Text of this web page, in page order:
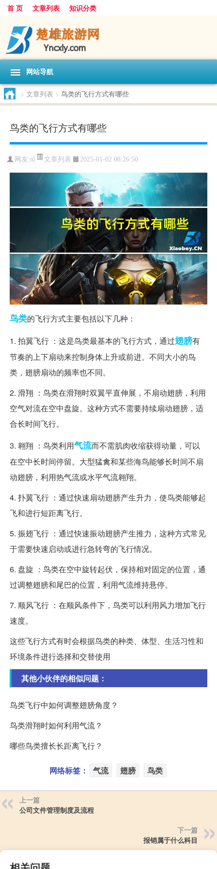
首 页 文章列表 知识分类
网站导航
> 文章列表 > 鸟类的飞行方式有哪些
鸟类的飞行方式有哪些
网友:nl 文章列表 2025-01-02 08:26:50
鸟类的飞行方式主要包括以下几种：
1. 拍翼飞行 ：这是鸟类最基本的飞行方式，通过翅膀有
节奏的上下扇动来控制身体上升或前进。不同大小的鸟
类，翅膀扇动的频率也不同。
2. 滑翔 ：鸟类在滑翔时双翼平直伸展，不扇动翅膀，利用
空气对流在空中盘旋。这种方式不需要持续扇动翅膀，适
合长时间飞行。
3. 翱翔 ：鸟类利用气流而不需肌肉收缩获得动量，可以
在空中长时间停留。大型猛禽和某些海鸟能够长时间不扇
动翅膀，利用热气流或水平气流翱翔。
4. 扑翼飞行 ：通过快速扇动翅膀产生升力，使鸟类能够起
飞和进行短距离飞行。
5. 振翅飞行 ：通过快速振动翅膀产生推力，这种方式常见
于需要快速启动或进行急转弯的飞行情况。
6. 盘旋 ：鸟类在空中旋转起伏，保持相对固定的位置，通
过调整翅膀和尾巴的位置，利用气流维持悬停。
7. 顺风飞行 ：在顺风条件下，鸟类可以利用风力增加飞行
速度。
这些飞行方式有时会根据鸟类的种类、体型、生活习性和
环境条件进行选择和交替使用
其他小伙伴的相似问题：
鸟类飞行中如何调整翅膀角度？
鸟类滑翔时如何利用气流？
哪些鸟类擅长长距离飞行？
网络标签： 气流 翅膀 鸟类
上一篇
公司文件管理制度及流程
下一篇
报销属于什么科目